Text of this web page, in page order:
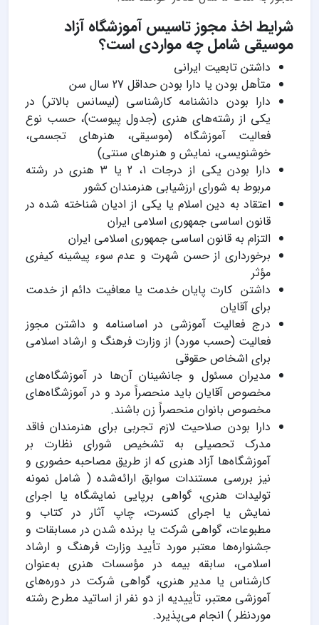
شرایط اخذ مجوز تاسیس آموزشگاه آزاد
موسیقی شامل چه مواردی است؟
داشتن تابعیت ایرانی
متأهل بودن یا دارا بودن حداقل 27 سال سن
دارا بودن دانشنامه کارشناسی (لیسانس بالاتر) در
یکی از رشته‌های هنری (جدول پیوست)، حسب نوع
فعالیت آموزشگاه (موسیقی، هنرهای تجسمی،
خوشنویسی، نمایش و هنرهای سنتی)
دارا بودن یکی از درجات 1، 2 یا 3 هنری در رشته
مربوط به شورای ارزشیابی هنرمندان کشور
اعتقاد به دین اسلام یا یكی از ادیان شناخته شده در
قانون اساسی جمهوری اسلامی ایران
التزام به قانون اساسی جمهوری اسلامی ایران
برخورداری از حسن شهرت و عدم سوء پیشینه كیفری
مؤثر
داشتن کارت پایان خدمت یا معافیت دائم از خدمت
برای آقایان
درج فعالیت آموزشی در اساسنامه و داشتن مجوز
فعالیت (حسب مورد) از وزارت فرهنگ و ارشاد اسلامی
برای اشخاص حقوقی
مدیران مسئول و جانشینان آن‌ها در آموزشگاه‌های
مخصوص آقایان باید منحصراً مرد و در آموزشگاه‌های
مخصوص بانوان منحصراً زن باشند.
دارا بودن صلاحیت لازم تجربی برای هنرمندان فاقد
مدرک تحصیلی به تشخیص شورای نظارت بر
آموزشگاه‌ها آزاد هنری که از طریق مصاحبه حضوری و
نیز بررسی مستندات سوابق ارائه‌شده ( شامل نمونه
تولیدات هنری، گواهی برپایی نمایشگاه یا اجرای
نمایش یا اجرای کنسرت، چاپ آثار در کتاب و
مطبوعات، گواهی شرکت یا برنده شدن در مسابقات و
جشنواره‌ها معتبر مورد تأیید وزارت فرهنگ و ارشاد
اسلامی، سابقه بیمه در مؤسسات هنری به‌عنوان
کارشناس یا مدیر هنری، گواهی شرکت در دوره‌های
آموزشی معتبر، تأییدیه از دو نفر از اساتید مطرح رشته
موردنظر ) انجام می‌پذیرد.